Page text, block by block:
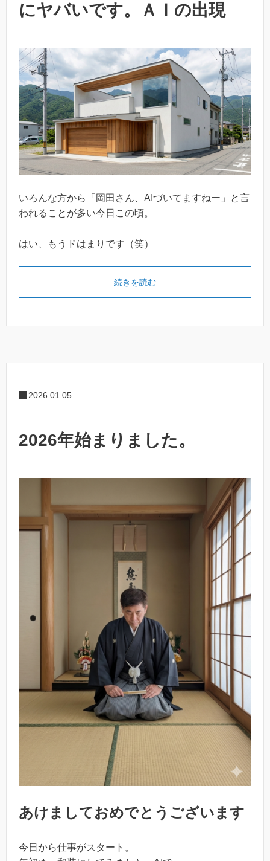
にヤバいです。ＡＩの出現
いろんな方から「岡田さん、AIづいてますねー」と言
われることが多い今日この頃。
はい、もうドはまりです（笑）
続きを読む
2026.01.05
2026年始まりました。
あけましておめでとうございます
今日から仕事がスタート。